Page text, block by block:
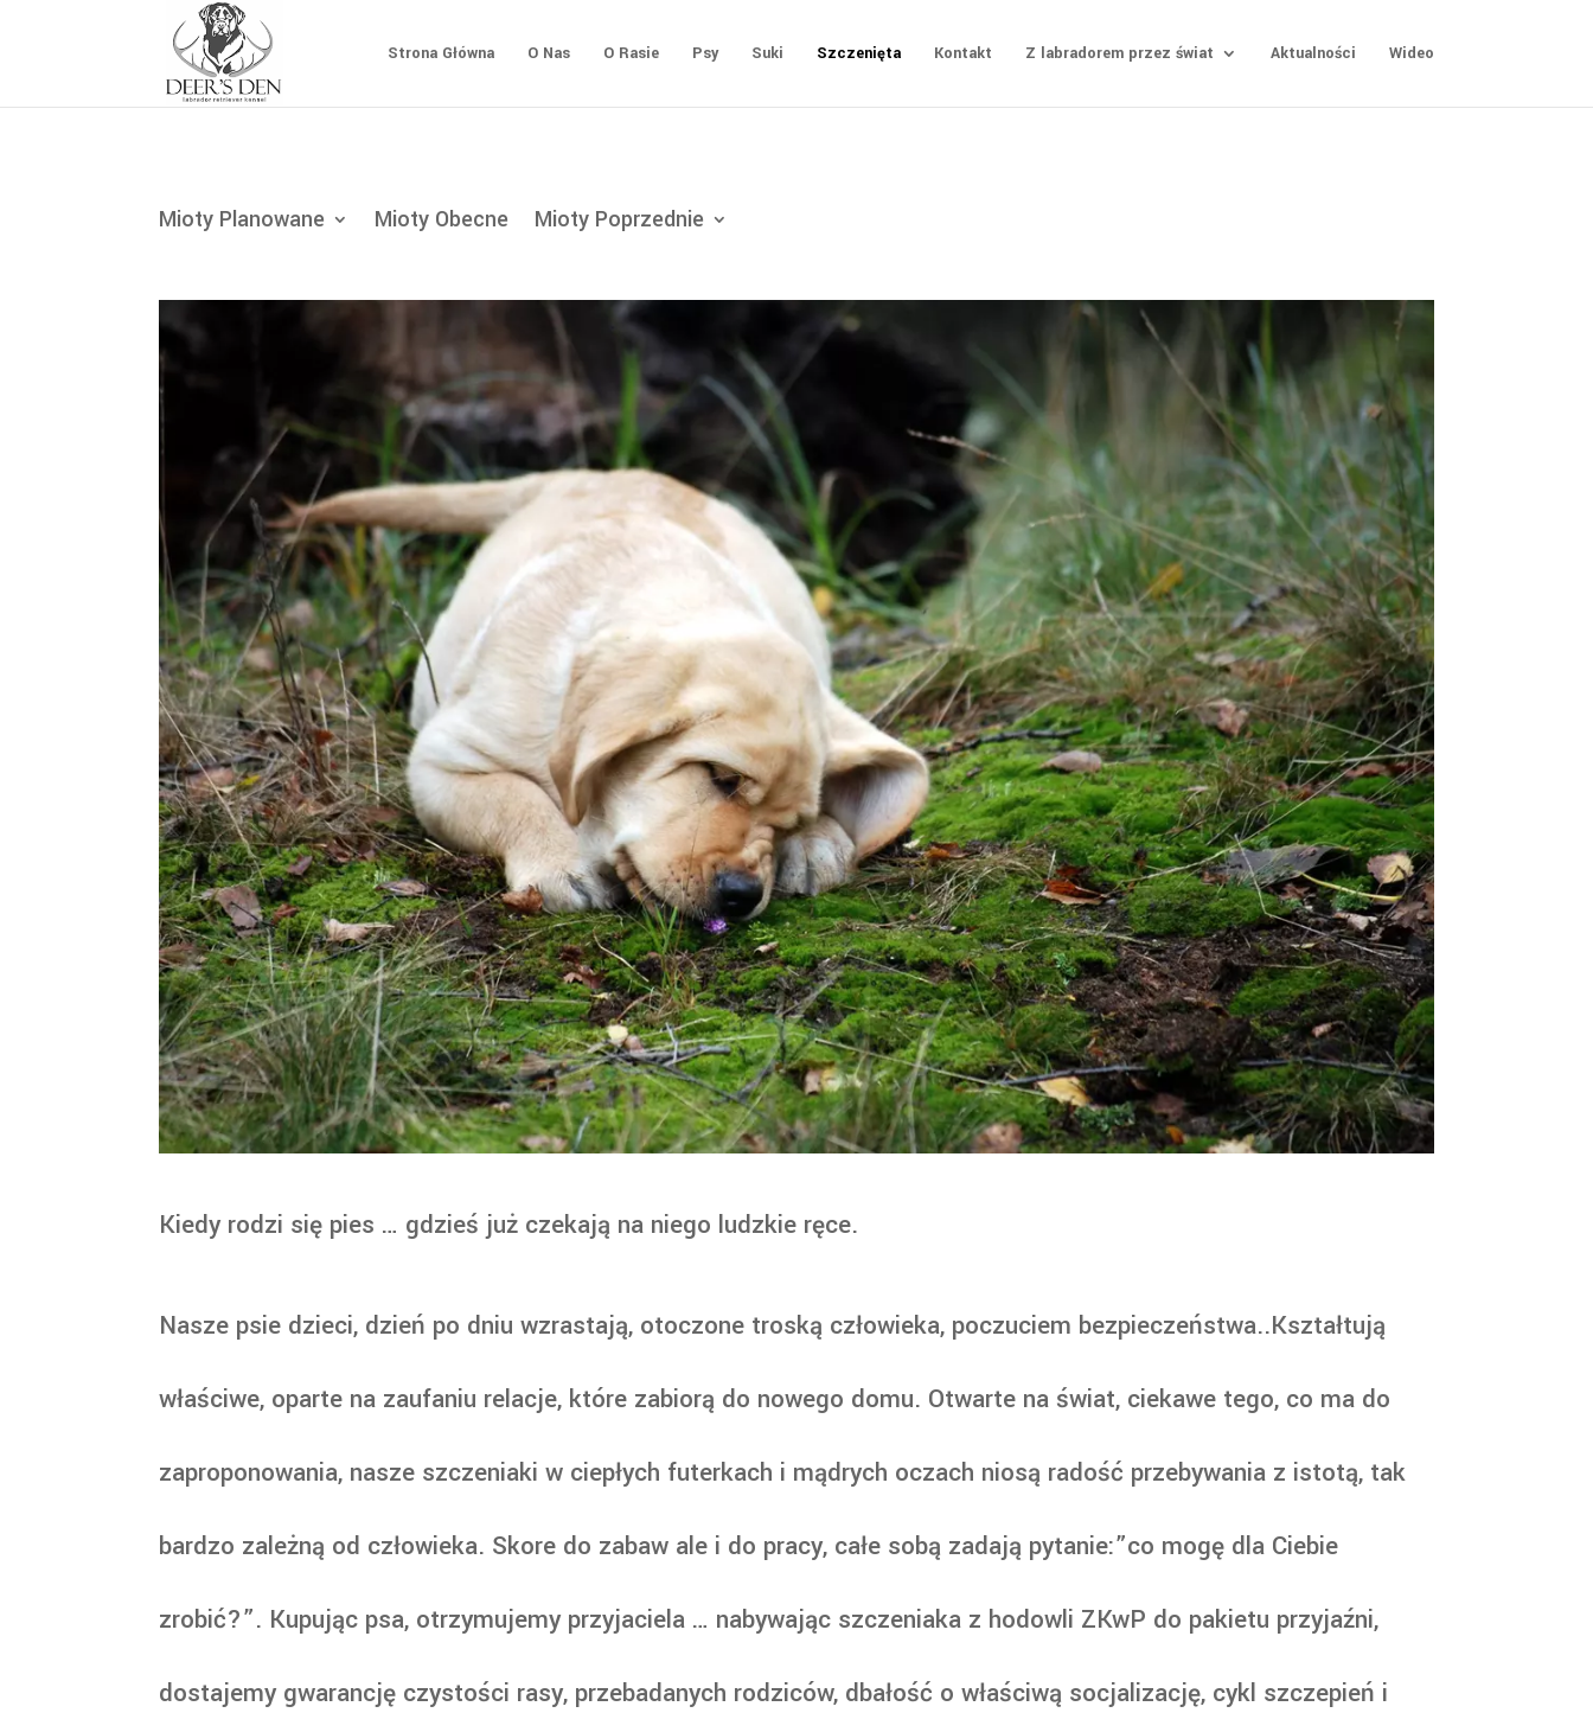
Strona Główna O Nas O Rasie Psy Suki Szczenięta Kontakt Z labradorem przez świat Aktualności Wideo
Mioty Planowane Mioty Obecne Mioty Poprzednie
Kiedy rodzi się pies … gdzieś już czekają na niego ludzkie ręce.
Nasze psie dzieci, dzień po dniu wzrastają, otoczone troską człowieka, poczuciem bezpieczeństwa..Kształtują
właściwe, oparte na zaufaniu relacje, które zabiorą do nowego domu. Otwarte na świat, ciekawe tego, co ma do
zaproponowania, nasze szczeniaki w ciepłych futerkach i mądrych oczach niosą radość przebywania z istotą, tak
bardzo zależną od człowieka. Skore do zabaw ale i do pracy, całe sobą zadają pytanie:”co mogę dla Ciebie
zrobić?”. Kupując psa, otrzymujemy przyjaciela … nabywając szczeniaka z hodowli ZKwP do pakietu przyjaźni,
dostajemy gwarancję czystości rasy, przebadanych rodziców, dbałość o właściwą socjalizację, cykl szczepień i